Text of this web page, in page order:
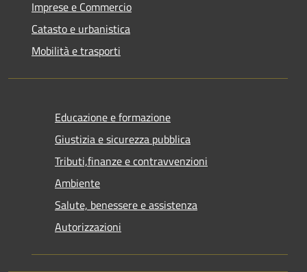
Imprese e Commercio
Catasto e urbanistica
Mobilità e trasporti
Educazione e formazione
Giustizia e sicurezza pubblica
Tributi,finanze e contravvenzioni
Ambiente
Salute, benessere e assistenza
Autorizzazioni